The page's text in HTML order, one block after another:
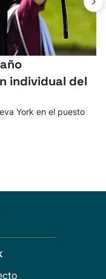
individual del
York en el puesto